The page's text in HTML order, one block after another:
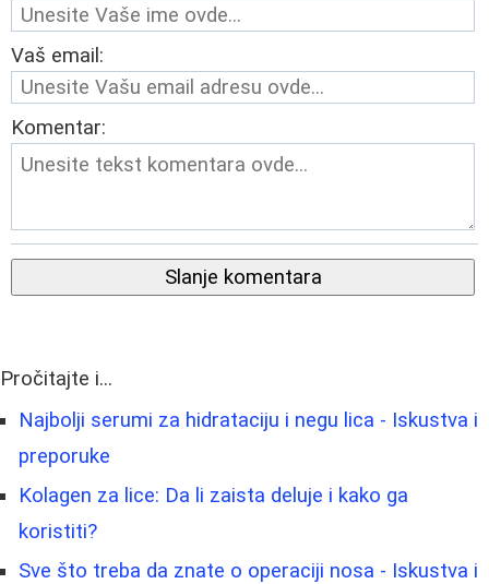
Vaš email:
Komentar:
Slanje komentara
Pročitajte i...
Najbolji serumi za hidrataciju i negu lica - Iskustva i
preporuke
Kolagen za lice: Da li zaista deluje i kako ga
koristiti?
Sve što treba da znate o operaciji nosa - Iskustva i